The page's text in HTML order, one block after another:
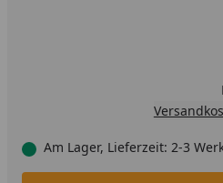
Am Lager, Lieferzeit: 2-3